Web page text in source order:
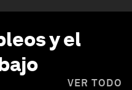
y el
VER TODO